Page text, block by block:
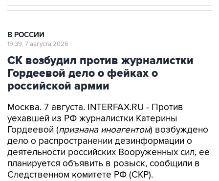
В РОССИИ
19:39, 7 августа 2026
СК возбудил против журналистки
Гордеевой дело о фейках о
российской армии
Москва. 7 августа. INTERFAX.RU - Против
уехавшей из РФ журналистки Катерины
Гордеевой (признана иноагентом) возбуждено
дело о распространении дезинформации о
деятельности российских Вооруженных сил, ее
планируется объявить в розыск, сообщили в
Следственном комитете РФ (СКР).